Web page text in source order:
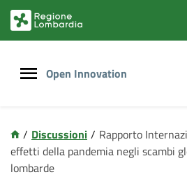
footer
Open Innovation
/ Discussioni / Rapporto
effetti della pandemia negli scambi
lombarde